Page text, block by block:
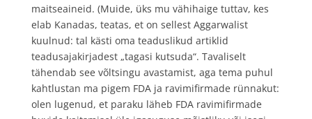
maitseaineid. (Muide, üks mu vähihaige tuttav, kes
elab Kanadas, teatas, et on sellest Aggarwalist
kuulnud: tal kästi oma teaduslikud artiklid
teadusajakirjadest „tagasi kutsuda“. Tavaliselt
tähendab see võltsingu avastamist, aga tema puhul
kahtlustan ma pigem FDA ja ravimifirmade rünnakut:
olen lugenud, et paraku läheb FDA ravimifirmade